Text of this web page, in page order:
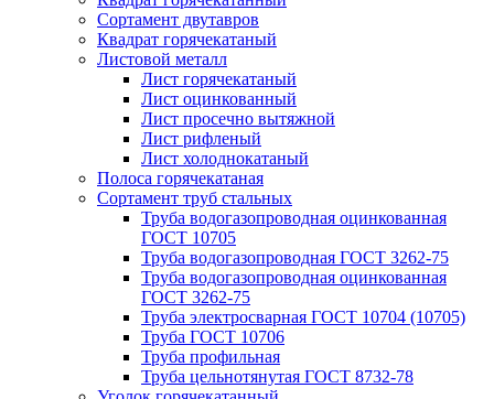
Сортамент двутавров
Квадрат горячекатаный
Листовой металл
Лист горячекатаный
Лист оцинкованный
Лист просечно вытяжной
Лист рифленый
Лист холоднокатаный
Полоса горячекатаная
Сортамент труб стальных
Труба водогазопроводная оцинкованная
ГОСТ 10705
Труба водогазопроводная ГОСТ 3262-75
Труба водогазопроводная оцинкованная
ГОСТ 3262-75
Труба электросварная ГОСТ 10704 (10705)
Труба ГОСТ 10706
Труба профильная
Труба цельнотянутая ГОСТ 8732-78